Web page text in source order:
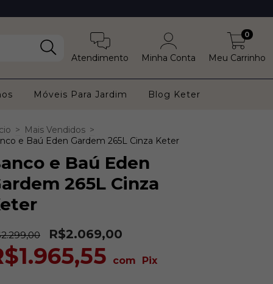
Atendimento Minha Conta Meu Carrinho
0
Móveis Para Jardim Blog Keter
> Mais Vendidos >
e Baú Eden Gardem 265L Cinza Keter
e Baú Eden
265L Cinza
R$2.069,00
com Pix